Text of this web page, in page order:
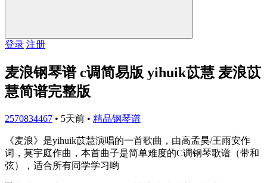
登录 注册
麦浪钢琴谱 c调简易版 yihuik苡慧 麦浪苡
慧简谱完整版
2570834467 • 5天前 • 精品钢琴谱
《麦浪》是yihuik苡慧演唱的一首歌曲，由高孟昊/王雨安作
词，莫宇庭作曲，本首曲子是简单难度的C调钢琴歌谱（带和
弦），适合所有同学学习哟